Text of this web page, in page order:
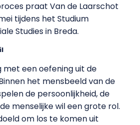
praat Van de Laarschot
tijdens het Studium
Studies in Breda.
met een oefening uit de
het mensbeeld van de
de persoonlijkheid, de
menselijke wil een grote rol.
om los te komen uit